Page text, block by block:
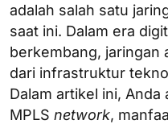
adalah salah satu
saat ini. Dalam era
berkembang, jaringan
dari infrastruktur
Dalam artikel ini,
MPLS network,